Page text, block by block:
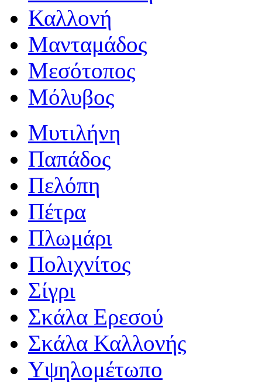
Καλλονή
Μανταμάδος
Μεσότοπος
Μόλυβος
Μυτιλήνη
Παπάδος
Πελόπη
Πέτρα
Πλωμάρι
Πολιχνίτος
Σίγρι
Σκάλα Ερεσού
Σκάλα Καλλονής
Υψηλομέτωπο